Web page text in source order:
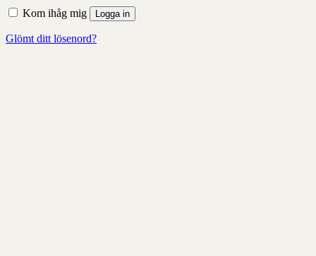
Kom ihåg mig Logga in
Glömt ditt lösenord?